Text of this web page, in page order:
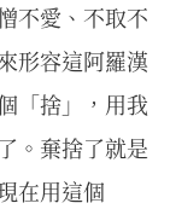
不愛、不取不
形容這阿羅漢
「捨」，用我
。棄捨了就是
在用這個